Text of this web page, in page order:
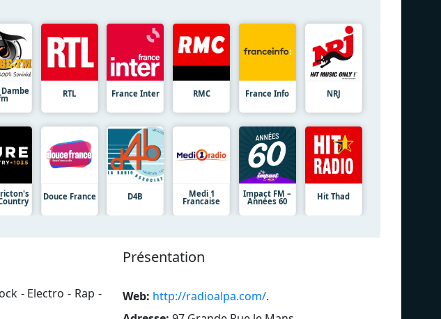
Dambe RTL France Inter RMC France Info NRJ
Douce France D4B Medi 1
Francaise
Impact FM –
Années 60 Hit Thad
- Electro - Rap -
Présentation
Web: http://radioalpa.com/.